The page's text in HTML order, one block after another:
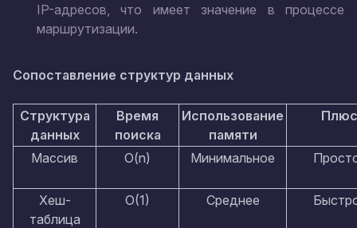
IP-адресов, что имеет значение в процессе
маршрутизации.
Сопоставление структур данных
Структура
данных
Время
поиска
Использование
памяти
Массив O(n) Минимальное
Хеш-
таблица
O(1) Среднее